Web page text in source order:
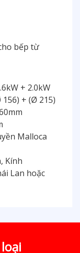
bếp từ
+ 2.0kW
+ (Ø 215)
Malloca
Kính
Lan hoặc